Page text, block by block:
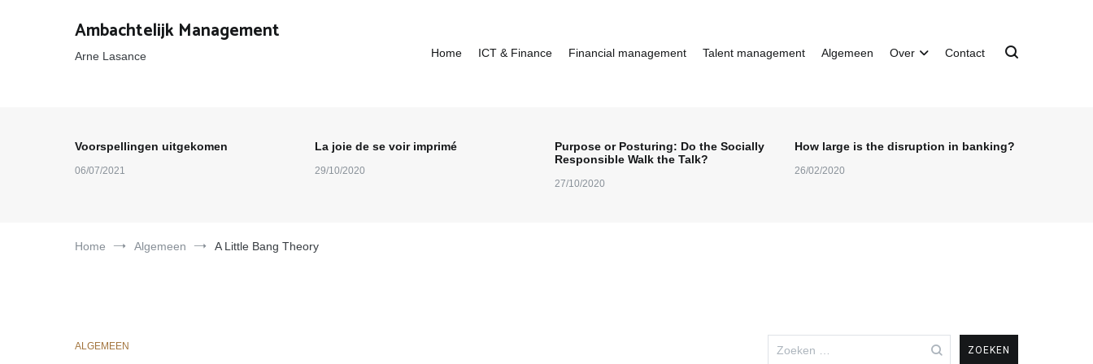
Ambachtelijk Management
Arne Lasance Home ICT & Finance Financial management Talent management Algemeen Over Contact
Voorspellingen uitgekomen
06/07/2021
La joie de se voir imprimé
29/10/2020
Purpose or Posturing: Do the Socially
Responsible Walk the Talk?
27/10/2020
How large is the disruption in banking?
26/02/2020
Home Algemeen A Little Bang Theory
ALGEMEEN
naar: